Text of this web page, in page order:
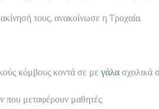
τους, ανακοίνωσε η Tροχαία.
κόμβους κοντά σε με γάλα σχολικά
που μεταφέρουν μαθητές.